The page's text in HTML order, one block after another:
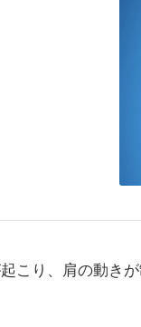
こり、肩の動き